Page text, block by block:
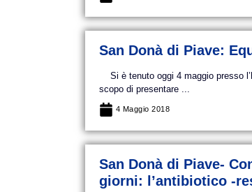
San Donà di Piave:
Si è tenuto oggi 4 maggio presso
scopo di presentare ...
4 Maggio 2018
San Donà di Piave-
giorni: l’antibiotico -